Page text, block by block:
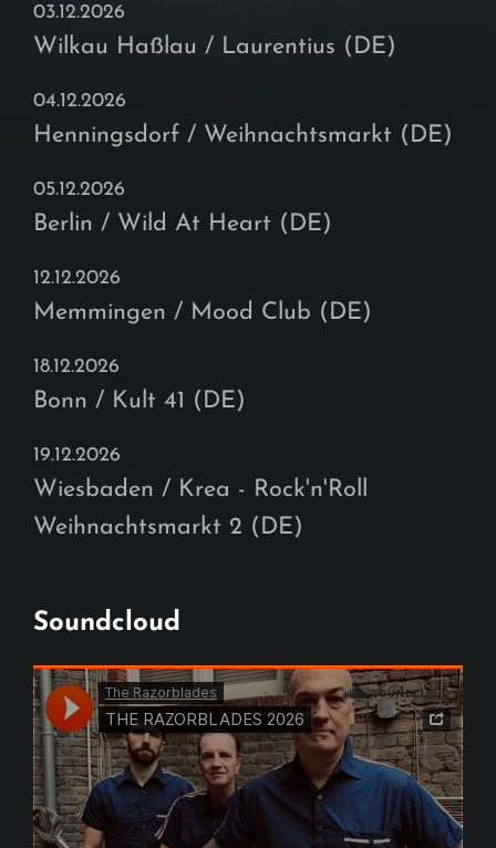
03.12.2026
Wilkau Haßlau / Laurentius (DE)
04.12.2026
Henningsdorf / Weihnachtsmarkt (DE)
05.12.2026
Berlin / Wild At Heart (DE)
12.12.2026
Memmingen / Mood Club (DE)
18.12.2026
Bonn / Kult 41 (DE)
19.12.2026
Wiesbaden / Krea - Rock'n'Roll
Weihnachtsmarkt 2 (DE)
Soundcloud